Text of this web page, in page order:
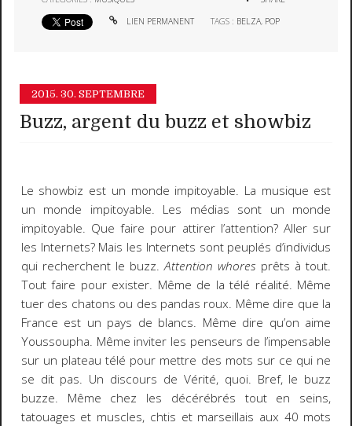
LIEN PERMANENT TAGS : BELZA, POP
2015. 30. SEPTEMBRE
Buzz, argent du buzz et showbiz
Le showbiz est un monde impitoyable. La musique est
un monde impitoyable. Les médias sont un monde
impitoyable. Que faire pour attirer l’attention? Aller sur
les Internets? Mais les Internets sont peuplés d’individus
qui recherchent le buzz.Attention whores prêts à tout.
Tout faire pour exister. Même de la télé réalité. Même
tuer des chatons ou des pandas roux. Même dire que la
France est un pays de blancs. Même dire qu’on aime
Youssoupha. Même inviter les penseurs de l’impensable
sur un plateau télé pour mettre des mots sur ce qui ne
se dit pas. Un discours de Vérité, quoi. Bref, le buzz
buzze. Même chez les décérébrés tout en seins,
tatouages et muscles, chtis et marseillais aux 40 mots